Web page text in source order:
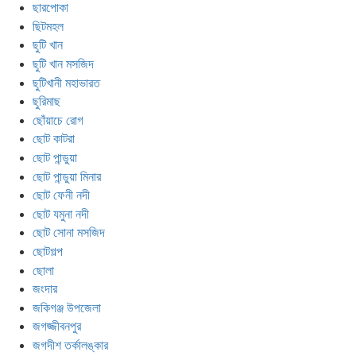
ছারপোকা
ছিটমহল
ছুটি খান
ছুটি খান মসজিদ
ছুটিখানী মহাভারত
ছুরিমাছ
ছোঁয়াচে রোগ
ছোট কাটরা
ছোট পান্ডুয়া
ছোট পান্ডুয়া মিনার
ছোট ফেনী নদী
ছোট যমুনা নদী
ছোট সোনা মসজিদ
ছোটগল্প
ছোলা
জংদার
জকিগঞ্জ উপজেলা
জগজ্জীবনপুর
জগদীশ তর্কালঙ্কার